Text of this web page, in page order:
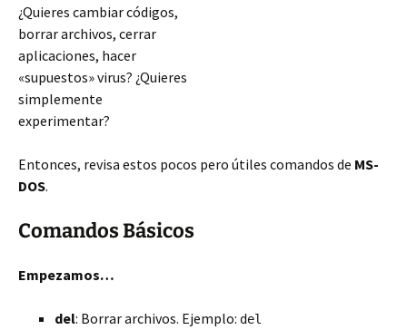
¿Quieres cambiar códigos,
borrar archivos, cerrar
aplicaciones, hacer
«supuestos» virus? ¿Quieres
simplemente
experimentar?
Entonces, revisa estos pocos pero útiles comandos de MS-
DOS.
Comandos Básicos
Empezamos…
del: Borrar archivos. Ejemplo: del